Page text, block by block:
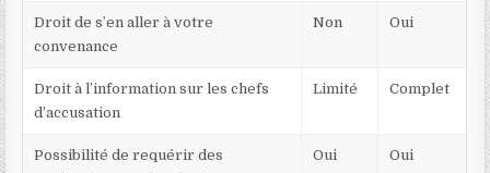
Droit de s’en aller à votre
convenance
Non Oui
Droit à l’information sur les chefs
d’accusation
Limité Complet
Possibilité de requérir des
Oui Oui